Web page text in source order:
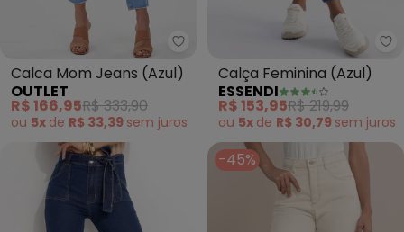
Outlet - Calca Mom Jeans
Calca Mom Jeans (Azul)
OUTLET
R$ 166,95R$ 333,90
ou 5x de R$ 33,39 sem juros
Calça Feminina (Azul)
ESSENDI
R$ 153,95R$ 219,99
ou 5x de R$ 30,79 sem juros
-45%